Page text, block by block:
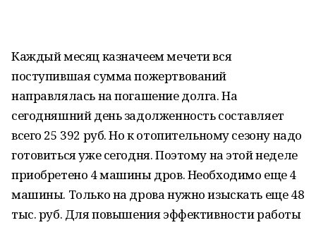
Каждый месяц казначеем мечети вся
поступившая сумма пожертвований
направлялась на погашение долга. На
сегодняшний день задолженность составляет
всего 25 392 руб. Но к отопительному сезону надо
готовиться уже сегодня. Поэтому на этой неделе
приобретено 4 машины дров. Необходимо еще 4
машины. Только на дрова нужно изыскать еще 48
тыс. руб. Для повышения эффективности работы